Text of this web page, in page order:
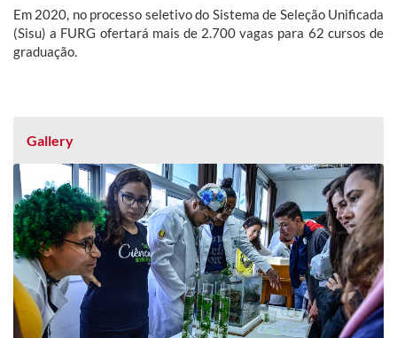
Em 2020, no processo seletivo do Sistema de Seleção Unificada
(Sisu) a FURG ofertará mais de 2.700 vagas para 62 cursos de
graduação.
Gallery